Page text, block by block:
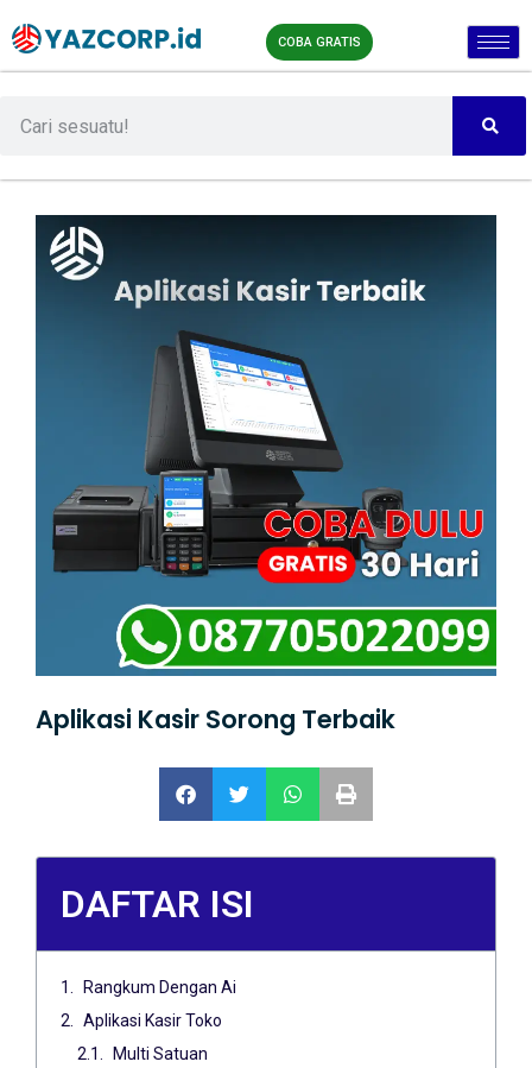
COBA GRATIS
Aplikasi Kasir Sorong Terbaik
DAFTAR ISI
Rangkum Dengan Ai
Aplikasi Kasir Toko
Multi Satuan